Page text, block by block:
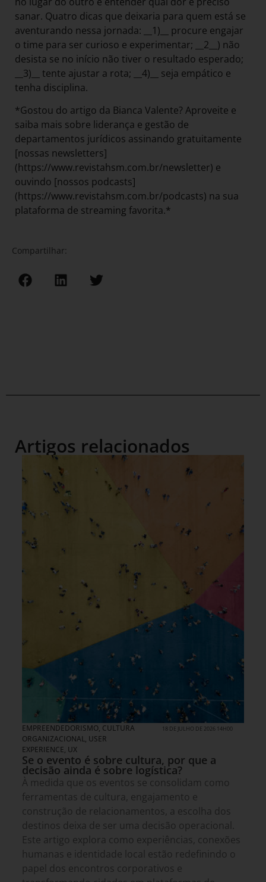
sanar. Quatro dicas que deixaria para quem está se
aventurando nessa jornada: __1)__ procure engajar
o time para ser curioso e experimentar; __2__) não
desista se no início não tiver o resultado esperado;
__3)__ tente ajustar a rota; __4)__ seja empático e
tenha disciplina.
*Gostou do artigo da Bianca Valente? Aproveite e
saiba mais sobre liderança e gestão de
departamentos jurídicos assinando gratuitamente
[nossas newsletters]
(https://www.revistahsm.com.br/newsletter) e
ouvindo [nossos podcasts]
(https://www.revistahsm.com.br/podcasts) na sua
plataforma de streaming favorita.*
Compartilhar:
Artigos relacionados
EMPREENDEDORISMO, CULTURA
ORGANIZACIONAL, USER
EXPERIENCE, UX
18 DE JULHO DE 2026 14H00
Se o evento é sobre cultura, por que a
decisão ainda é sobre logística?
À medida que os eventos se consolidam como
ferramentas de cultura, engajamento e
construção de relacionamentos, a escolha dos
destinos deixa de ser uma decisão operacional.
Este artigo explora como experiências, conexões
humanas e identidade local estão redefinindo o
papel dos encontros corporativos e